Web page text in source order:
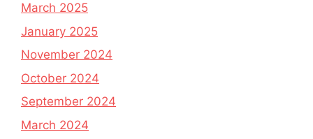
March 2025
January 2025
November 2024
October 2024
September 2024
March 2024